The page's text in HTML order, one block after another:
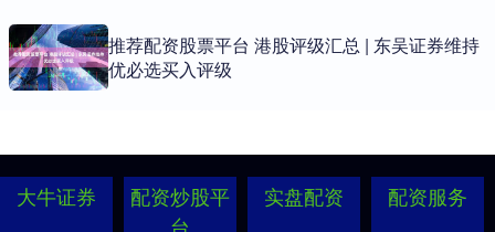
推荐配资股票平台 港股评级汇总 | 东吴证券维持
优必选买入评级
大牛证券
配资炒股平
台
实盘配资 配资服务